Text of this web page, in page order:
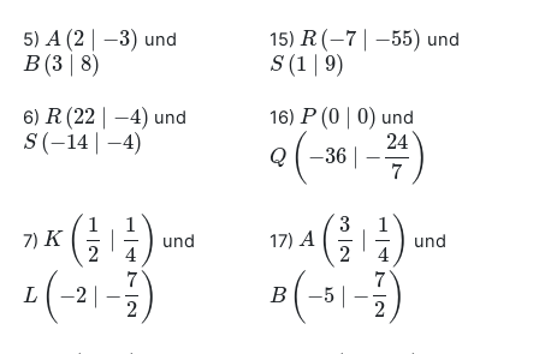
5) A (2 ∣ −3)
A( 2∣− 3) und
B (3 ∣ 8)
B( 3∣8
15) R (−7 ∣ −55)
R( −7∣− 55) und
S (1 ∣ 9)
S( 1∣9
6) R (22 ∣ −4)
R( 22∣− 4) und
S (−14 ∣ −4)
S( −14∣− )
16) P (0 ∣ 0)
P( 0∣0 und
Q ( −36 ∣ −
24
7 )
Q( − 36∣−24 7)
7) K ( 1
2
∣
1
4 )
K( 2 ∣14 und
L ( −2 ∣ −
7
2 )
L( − 2∣−7 )
17) A ( 3
2
∣
1
4 )
A( 3 ∣1 und
B ( −5 ∣ −
7
2 )
B( − 5∣−7 )